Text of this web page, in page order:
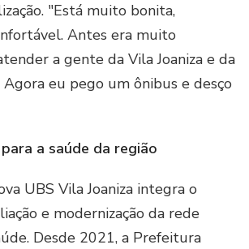
"Está muito bonita,
Antes era muito
a gente da Vila Joaniza e da
Agora eu pego um ônibus e desço
a saúde da região
UBS Vila Joaniza integra o
e modernização da rede
Desde 2021, a Prefeitura